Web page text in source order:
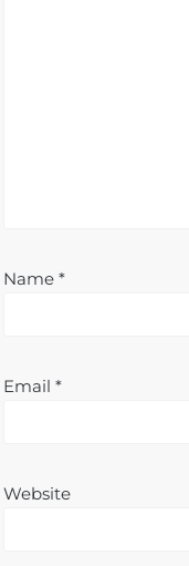
Name *
Email *
Website